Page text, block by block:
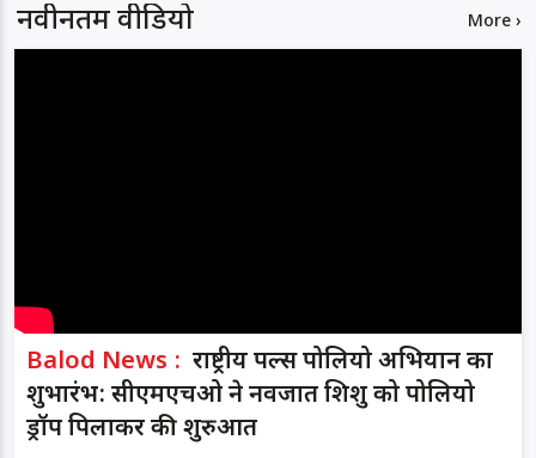
नवीनतम वीडियो More ›
Balod News : राष्ट्रीय पल्स पोलियो अभियान का
शुभारंभ: सीएमएचओ ने नवजात शिशु को पोलियो
ड्रॉप पिलाकर की शुरुआत